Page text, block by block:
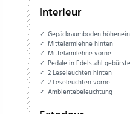
Interieur
Gepäckraumboden
Mittelarmlehne hinten
Mittelarmlehne vorne
Pedale in Edelstahl
2 Leseleuchten hinten
2 Leseleuchten vorne
Ambientebeleuchtung